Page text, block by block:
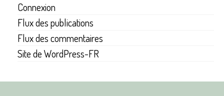
Connexion
Flux des publications
Flux des commentaires
Site de WordPress-FR